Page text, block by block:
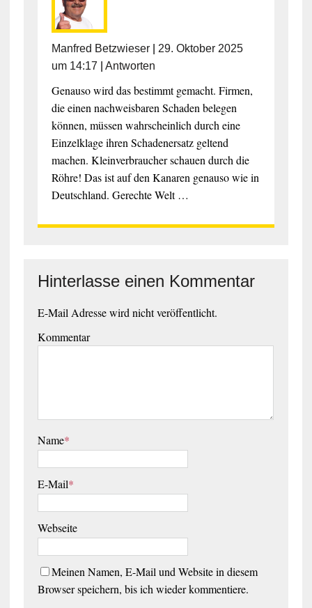
Manfred Betzwieser| 29. Oktober 2025
um 14:17
Antworten
Genauso wird das bestimmt gemacht. Firmen,
die einen nachweisbaren Schaden belegen
können, müssen wahrscheinlich durch eine
Einzelklage ihren Schadenersatz geltend
machen. Kleinverbraucher schauen durch die
Röhre! Das ist auf den Kanaren genauso wie in
Deutschland. Gerechte Welt …
Hinterlasse einen Kommentar
E-Mail Adresse wird nicht veröffentlicht.
Kommentar
Name*
E-Mail*
Webseite
Meinen Namen, E-Mail und Website in diesem
Browser speichern, bis ich wieder kommentiere.